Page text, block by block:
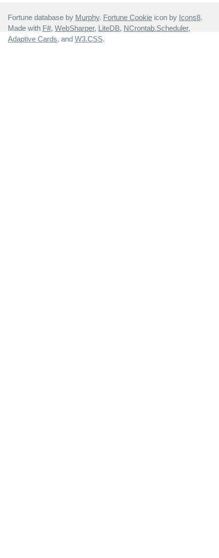
Fortune database by Murphy. Fortune Cookie icon by Icons8.
Made with F#, WebSharper, LiteDB, NCrontab.Scheduler,
Adaptive Cards, and W3.CSS.